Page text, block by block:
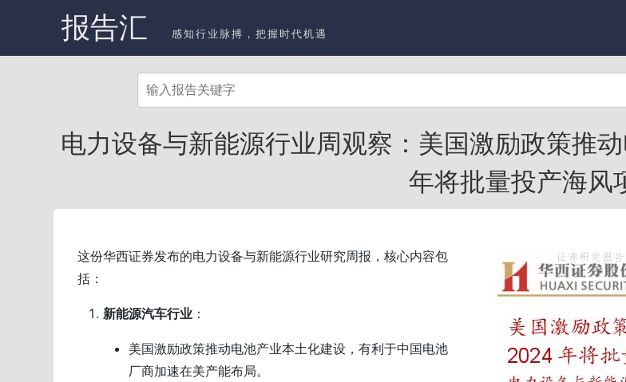
报告汇 感知行业脉搏，把握时代机遇
电力设备与新能源行业周观察：美国激励政策推
年将批量投产海风
这份华西证券发布的电力设备与新能源行业研究周报，核心内容包
括：
新能源汽车行业 ：
美国激励政策推动电池产业本土化建设，有利于中国电池
厂商加速在美产能布局。